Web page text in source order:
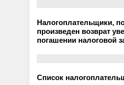
Налогоплательщики,
произведен возврат
погашении налоговой
Список